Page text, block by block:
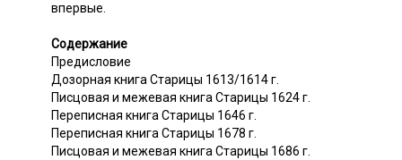
впервые.
Содержание
Предисловие
Дозорная книга Старицы 1613/1614 г.
Писцовая и межевая книга Старицы 1624 г.
Переписная книга Старицы 1646 г.
Переписная книга Старицы 1678 г.
Писцовая и межевая книга Старицы 1686 г.